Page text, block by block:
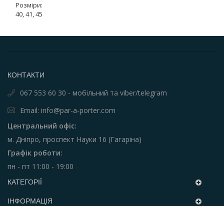
Розміри:
40, 41, 45
КОНТАКТИ
067 553 60 30 - мобільний та viber/telegram
Email: info@par-a-porter.com
Центральний офіс:
м. Дніпро, проспект Науки 16 (Гагаріна)
Графік роботи:
пн - пт 11:00 - 19:00
КАТЕГОРІЇ
ІНФОРМАЦІЯ